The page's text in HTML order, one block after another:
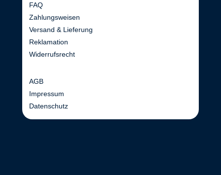
FAQ
Zahlungsweisen
Versand & Lieferung
Reklamation
Widerrufsrecht
AGB
Impressum
Datenschutz